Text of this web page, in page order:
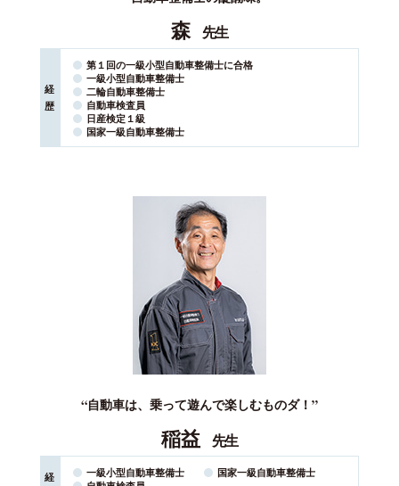
森 先生
経
歴
第１回の一級小型自動車整備士に合格
一級小型自動車整備士
二輪自動車整備士
自動車検査員
日産検定１級
国家⼀級⾃動⾞整備⼠
“自動車は、乗って遊んで楽しむものダ！”
稲益 先生
経
一級小型自動車整備士
国家⼀級⾃動⾞整備⼠